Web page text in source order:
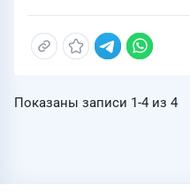
Показаны записи 1-4 из 4